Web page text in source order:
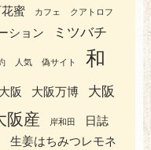
蜜 カフェ クアトロフ
ション ミツバチ
人気 偽サイト
和
大阪 大阪万博
大阪
阪産 岸和田 日誌
生姜はちみつレモネ